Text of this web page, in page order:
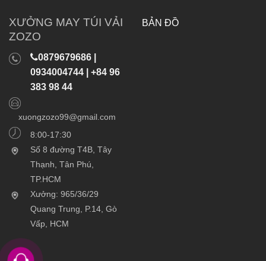
XƯỞNG MAY TÚI VẢI
ZOZO
0879679686 |
0934004744 | +84 96
383 98 44
xuongzozo99@gmail.com
8:00-17:30
Số 8 đường T4B, Tây
Thạnh, Tân Phú,
TP.HCM
Xưởng: 965/36/29
Quang Trung, P.14, Gò
Vấp, HCM
BẢN ĐỒ